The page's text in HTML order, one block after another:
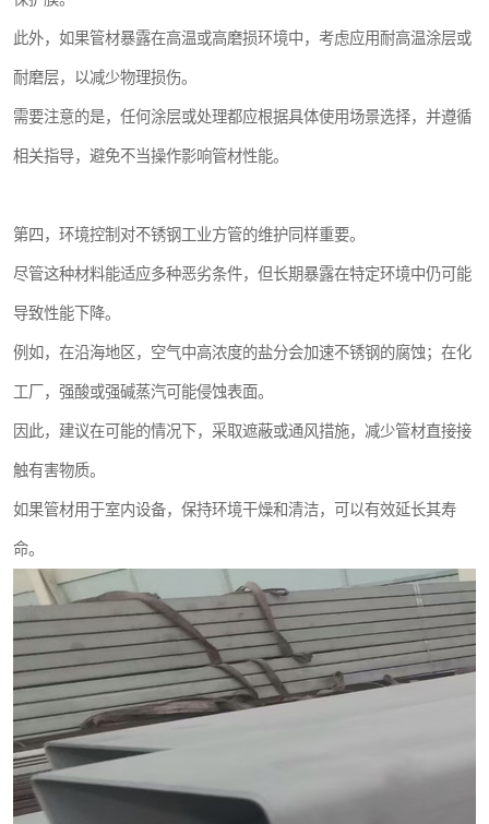
此外，如果管材暴露在高温或高磨损环境中，考虑应用耐高温涂层或
耐磨层，以减少物理损伤。
需要注意的是，任何涂层或处理都应根据具体使用场景选择，并遵循
相关指导，避免不当操作影响管材性能。
第四，环境控制对不锈钢工业方管的维护同样重要。
尽管这种材料能适应多种恶劣条件，但长期暴露在特定环境中仍可能
导致性能下降。
例如，在沿海地区，空气中高浓度的盐分会加速不锈钢的腐蚀；在化
工厂，强酸或强碱蒸汽可能侵蚀表面。
因此，建议在可能的情况下，采取遮蔽或通风措施，减少管材直接接
触有害物质。
如果管材用于室内设备，保持环境干燥和清洁，可以有效延长其寿
命。